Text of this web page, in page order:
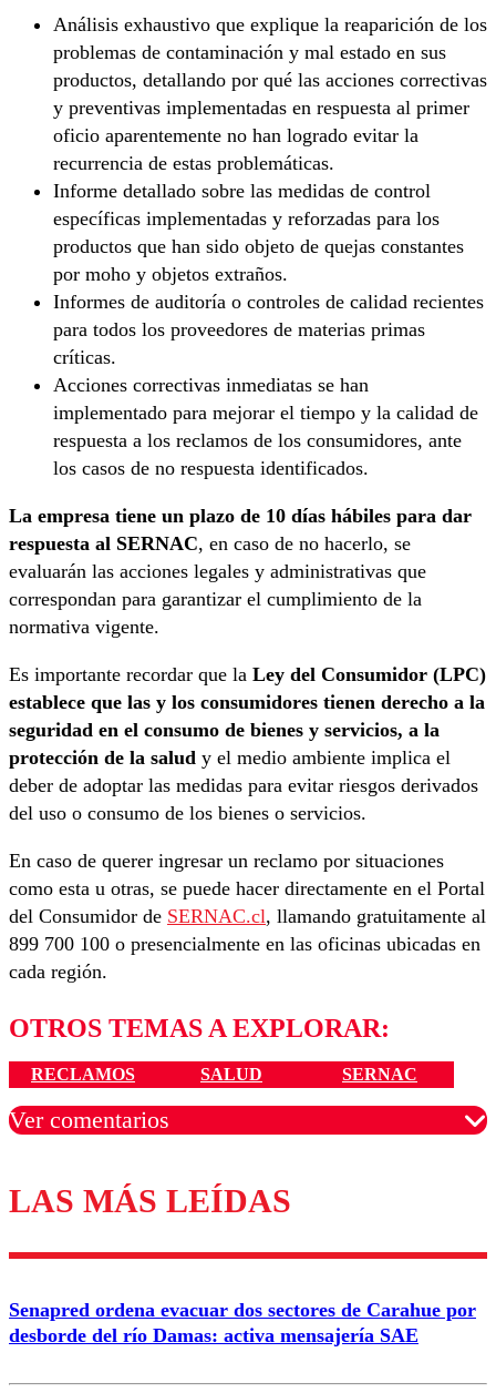
Análisis exhaustivo que explique la reaparición de los
problemas de contaminación y mal estado en sus
productos, detallando por qué las acciones correctivas
y preventivas implementadas en respuesta al primer
oficio aparentemente no han logrado evitar la
recurrencia de estas problemáticas.
Informe detallado sobre las medidas de control
específicas implementadas y reforzadas para los
productos que han sido objeto de quejas constantes
por moho y objetos extraños.
Informes de auditoría o controles de calidad recientes
para todos los proveedores de materias primas
críticas.
Acciones correctivas inmediatas se han
implementado para mejorar el tiempo y la calidad de
respuesta a los reclamos de los consumidores, ante
los casos de no respuesta identificados.
La empresa tiene un plazo de 10 días hábiles para dar
respuesta al SERNAC, en caso de no hacerlo, se
evaluarán las acciones legales y administrativas que
correspondan para garantizar el cumplimiento de la
normativa vigente.
Es importante recordar que la Ley del Consumidor (LPC)
establece que las y los consumidores tienen derecho a la
seguridad en el consumo de bienes y servicios, a la
protección de la salud y el medio ambiente implica el
deber de adoptar las medidas para evitar riesgos derivados
del uso o consumo de los bienes o servicios.
En caso de querer ingresar un reclamo por situaciones
como esta u otras, se puede hacer directamente en el Portal
del Consumidor de SERNAC.cl, llamando gratuitamente al
899 700 100 o presencialmente en las oficinas ubicadas en
cada región.
OTROS TEMAS A EXPLORAR:
RECLAMOS SALUD SERNAC
Ver comentarios
Los comentarios son moderados para garantizar un
diálogo respetuoso.
Correo
LAS MÁS LEÍDAS
Senapred ordena evacuar dos sectores de Carahue por
desborde del río Damas: activa mensajería SAE